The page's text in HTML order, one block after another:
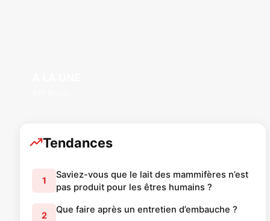
Tendances
1
Saviez-vous que le lait des mammifères n’est
pas produit pour les êtres humains ?
2
Que faire après un entretien d’embauche ?